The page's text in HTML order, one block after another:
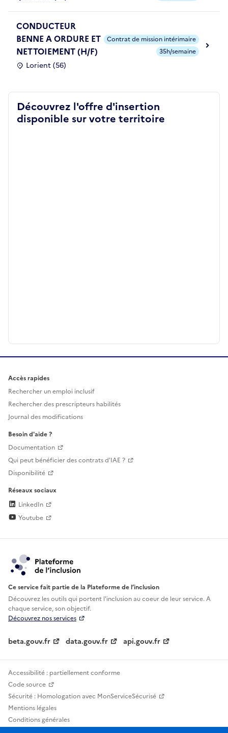
CONDUCTEUR
BENNE A ORDURE ET
NETTOIEMENT (H/F)
Lorient (56)
Contrat de mission intérimaire
35h/semaine
Découvrez l'offre d'insertion
disponible sur votre territoire
Accès rapides
Rechercher un emploi inclusif
Rechercher des prescripteurs habilités
Journal des modifications
Besoin d'aide ?
Documentation
Qui peut bénéficier des contrats d'IAE ?
Disponibilité
Réseaux sociaux
LinkedIn
Youtube
Ce service fait partie de la Plateforme de l’inclusion
Découvrez les outils qui portent l'inclusion aucoeur de leur service. A
chaque service, son objectif.
Découvrez nos services
beta.gouv.fr data.gouv.fr api.gouv.fr
Accessibilité : partiellement conforme
Code source
Sécurité : Homologation avec MonServiceSécurisé
Mentions légales
Conditions générales